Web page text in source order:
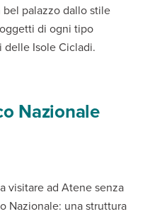
palazzo dallo stile
di ogni tipo
Isole Cicladi.
Nazionale
visitare ad Atene senza
Nazionale: una struttura